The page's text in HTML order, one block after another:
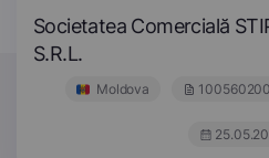
Societatea Comercială
S.R.L.
Moldova